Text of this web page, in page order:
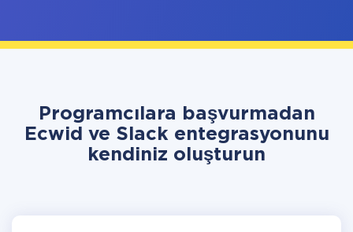
Programcılara başvurmadan
Ecwid ve Slack entegrasyonunu
kendiniz oluşturun